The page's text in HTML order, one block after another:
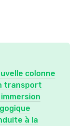
colonne
transport
à la